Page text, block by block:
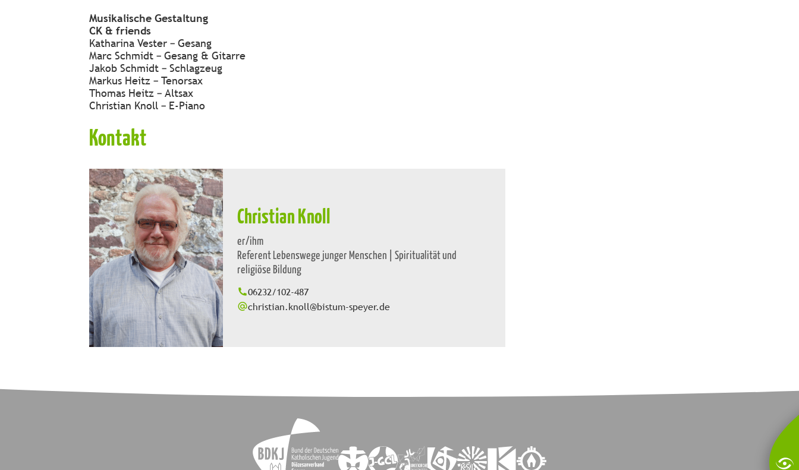
Musikalische Gestaltung
CK & friends
Katharina Vester – Gesang
Marc Schmidt – Gesang & Gitarre
Jakob Schmidt – Schlagzeug
Markus Heitz – Tenorsax
Thomas Heitz – Altsax
Christian Knoll – E-Piano
Kontakt
Christian Knoll
er/ihm
Referent Lebenswege junger Menschen | Spiritualität und
religiöse Bildung
06232/102-487
christian.knoll@bistum-speyer.de